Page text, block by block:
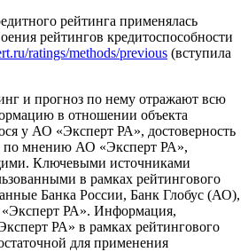
рейтинга применялась
рейтингов кредитоспособности
ratings/methods/previous (вступила
и прогноз по нему отражают всю
в отношении объекта
у АО «Эксперт РА», достоверность
по мнению АО «Эксперт РА»,
Ключевыми источниками
в рамках рейтингового
Банка России, Банк Глобус (АО),
РА». Информация,
РА» в рамках рейтингового
для применения